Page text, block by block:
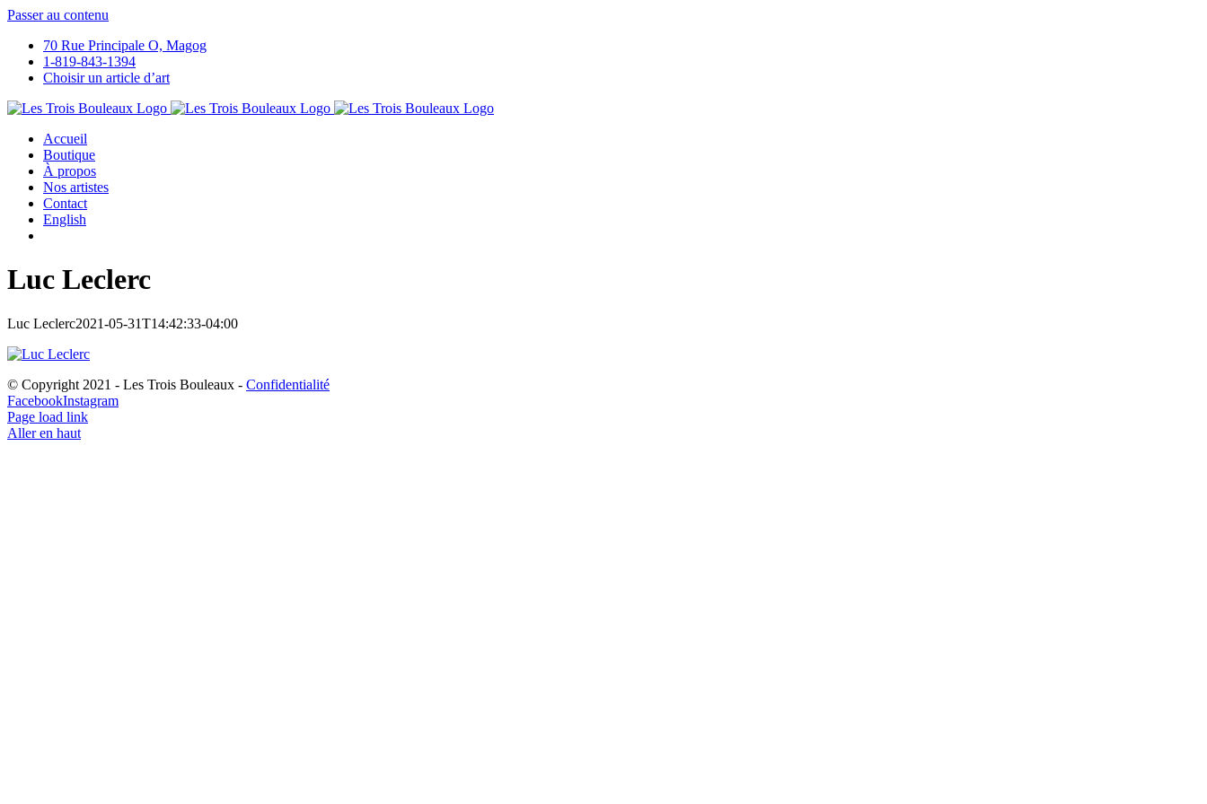
Passer au contenu
70 Rue Principale O, Magog
1-819-843-1394
Choisir un article d’art
Accueil
Boutique
À propos
Nos artistes
Contact
English
Luc Leclerc
Luc Leclerc2021-05-31T14:42:33-04:00
© Copyright 2021 - Les Trois Bouleaux - Confidentialité
FacebookInstagram
Page load link
Aller en haut